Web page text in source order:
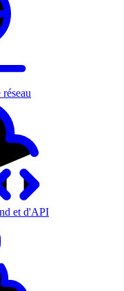
et d'API